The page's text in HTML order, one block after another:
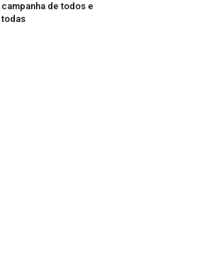
campanha de todos e
todas